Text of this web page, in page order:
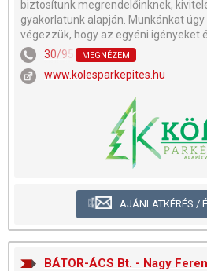
biztosítunk megrendelőinknek,
gyakorlatunk alapján. Munkánkat úgy
végezzük, hogy az egyéni igényeket
30/958-7826,30/985-2827
MEGNÉZEM
www.kolesparkepites.hu
AJÁNLATKÉRÉS /
BÁTOR-ÁCS Bt. - Nagy